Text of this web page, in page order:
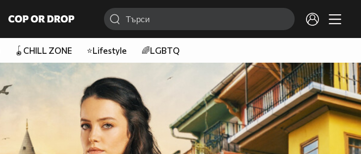
🪀CHILL ZONE ⭐Lifestyle 🌈LGBTQ